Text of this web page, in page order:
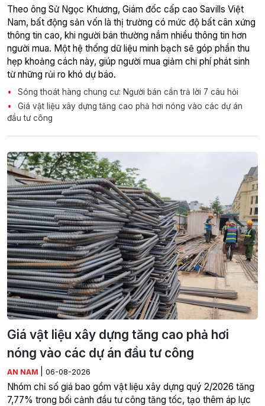
Theo ông Sử Ngọc Khương, Giám đốc cấp cao Savills Việt
Nam, bất động sản vốn là thị trường có mức độ bất cân xứng
thông tin cao, khi người bán thường nắm nhiều thông tin hơn
người mua. Một hệ thống dữ liệu minh bạch sẽ góp phần thu
hẹp khoảng cách này, giúp người mua giảm chi phí phát sinh
từ những rủi ro khó dự báo.
Sóng thoát hàng chung cư: Người bán cần trả lời 7 câu hỏi
Giá vật liệu xây dựng tăng cao phả hơi nóng vào các dự án
đầu tư công
Giá vật liệu xây dựng tăng cao phả hơi
nóng vào các dự án đầu tư công
AN NAM 06-08-2026
Nhóm chỉ số giá bao gồm vật liệu xây dựng quý 2/2026 tăng
7,77% trong bối cảnh đầu tư công tăng tốc, tạo thêm áp lực